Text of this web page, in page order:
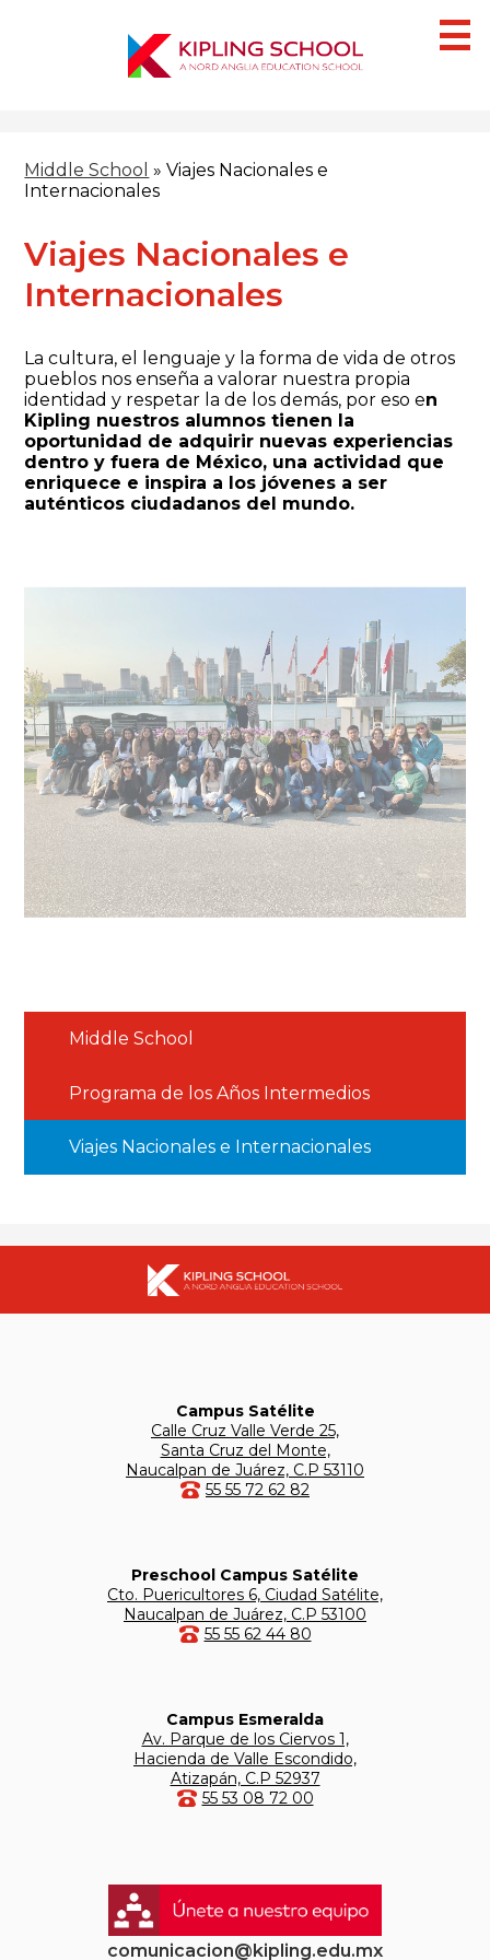
Skip
to
Campus
IB
Blog
HACER UNA CITA
Middle School » Viajes Nacionales e
Internacionales
Viajes Nacionales e
Internacionales
La cultura, el lenguaje y la forma de vida de otros
pueblos nos enseña a valorar nuestra propia
identidad y respetar la de los demás, por eso en
Kipling nuestros alumnos tienen la
oportunidad de adquirir nuevas experiencias
dentro y fuera de México, una actividad que
enriquece e inspira a los jóvenes a ser
auténticos ciudadanos del mundo.
Middle School
Programa de los Años Intermedios
Viajes Nacionales e Internacionales
Campus Satélite
Calle Cruz Valle Verde 25,
Santa Cruz del Monte,
Naucalpan de Juárez, C.P 53110
55 55 72 62 82
Preschool Campus Satélite
Cto. Puericultores 6, Ciudad Satélite,
Naucalpan de Juárez, C.P 53100
55 55 62 44 80
Campus Esmeralda
Av. Parque de los Ciervos 1,
Hacienda de Valle Escondido,
Atizapán, C.P 52937
55 53 08 72 00
comunicacion@kipling.edu.mx